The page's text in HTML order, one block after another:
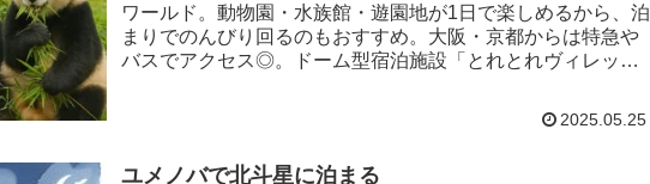
ワールド。動物園・水族館・遊園地が1日で楽しめるから、泊
まりでのんびり回るのもおすすめ。大阪・京都からは特急や
バスでアクセス◎。ドーム型宿泊施設「とれとれヴィレッ
2025.05.25
ユメノバで北斗星に泊まる